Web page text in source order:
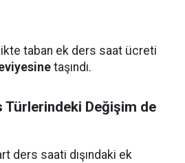
taban ek ders saat ücreti
taşındı.
Türlerindeki Değişim de
ders saati dışındaki ek